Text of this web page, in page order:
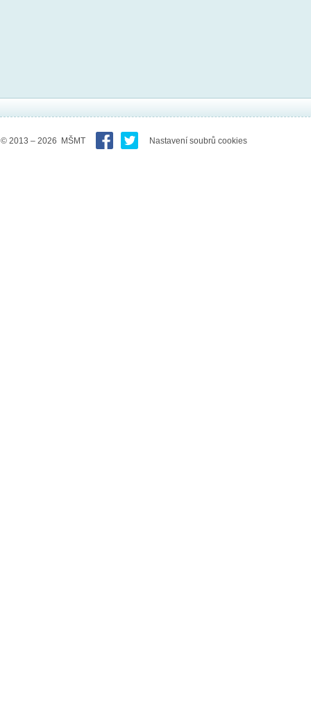
© 2013 – 2026 MŠMT Nastavení soubrů cookies